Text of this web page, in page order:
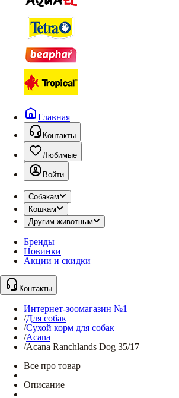
Главная
Контакты
Любимые
Войти
Собакам
Кошкам
Другим животным
Бренды
Новинки
Акции и скидки
Контакты
Интернет-зоомагазин №1
/Для собак
/Сухой корм для собак
/Acana
/Acana Ranchlands Dog 35/17
Все про товар
Описание